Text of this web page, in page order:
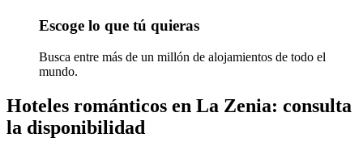
Escoge lo que tú quieras
Busca entre más de un millón de alojamientos de todo el
mundo.
Hoteles románticos en La Zenia: consulta
la disponibilidad